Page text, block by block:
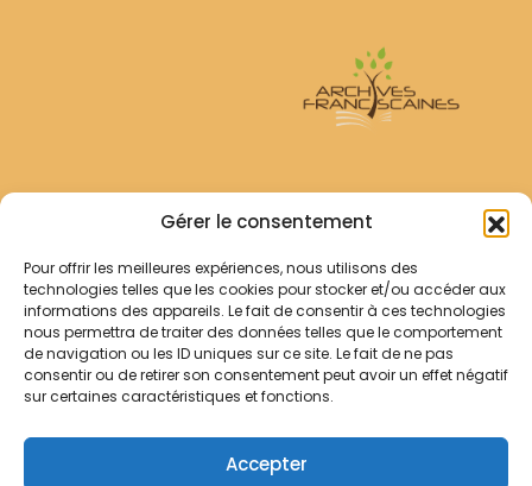
Gérer le consentement
Pour offrir les meilleures expériences, nous utilisons des
technologies telles que les cookies pour stocker et/ou accéder aux
informations des appareils. Le fait de consentir à ces technologies
nous permettra de traiter des données telles que le comportement
de navigation ou les ID uniques sur ce site. Le fait de ne pas
consentir ou de retirer son consentement peut avoir un effet négatif
sur certaines caractéristiques et fonctions.
Accepter
Archives Franciscaines
RECHERCHER
Comment chercher ?
Les archives
Notre démarche
Contact